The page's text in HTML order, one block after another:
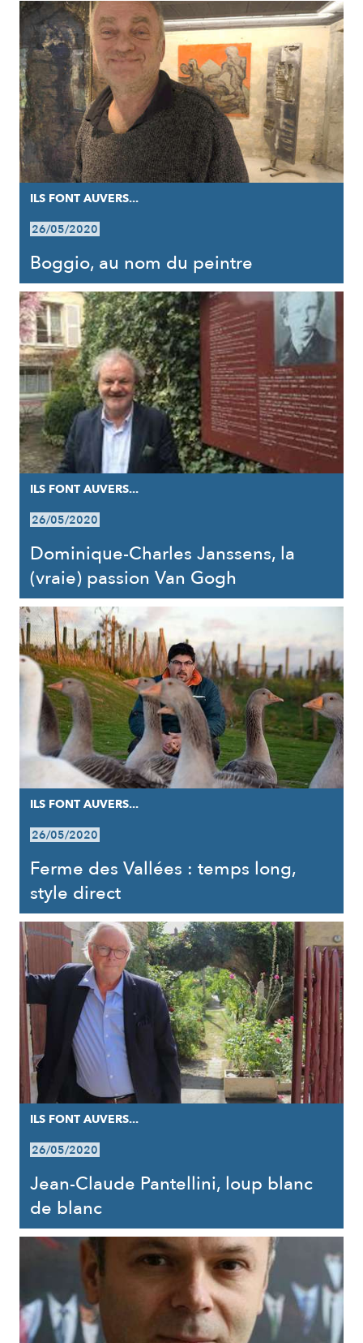
ILS FONT AUVERS...
26/05/2020
Boggio, au nom du peintre
ILS FONT AUVERS...
26/05/2020
Dominique-Charles Janssens, la
(vraie) passion Van Gogh
ILS FONT AUVERS...
26/05/2020
Ferme des Vallées : temps long,
style direct
ILS FONT AUVERS...
26/05/2020
Jean-Claude Pantellini, loup blanc
de blanc